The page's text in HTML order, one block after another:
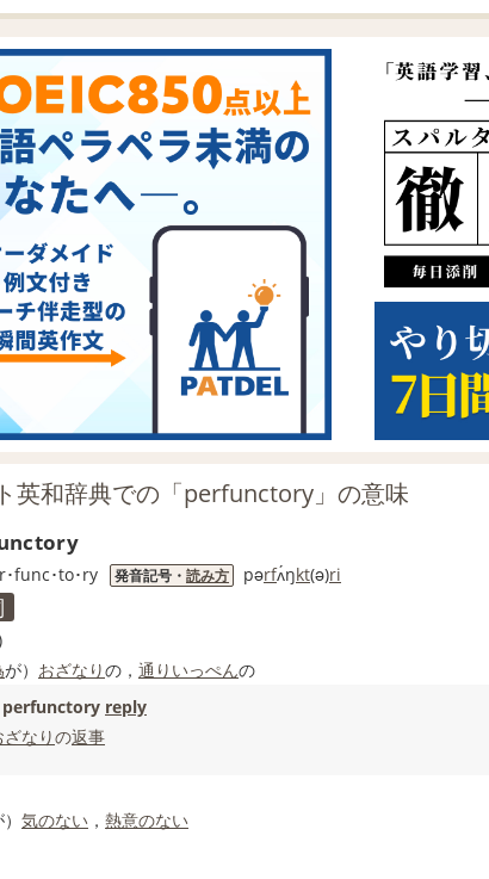
英和辞典での「perfunctory」の意味
･func･to･ry 発音記号・ 読み方 pərfʌ́ŋkt(ə)ri
が） おざなりの， 通りいっぺんの
perfunctory reply
ざなりの返事
気のない ， 熱意のない